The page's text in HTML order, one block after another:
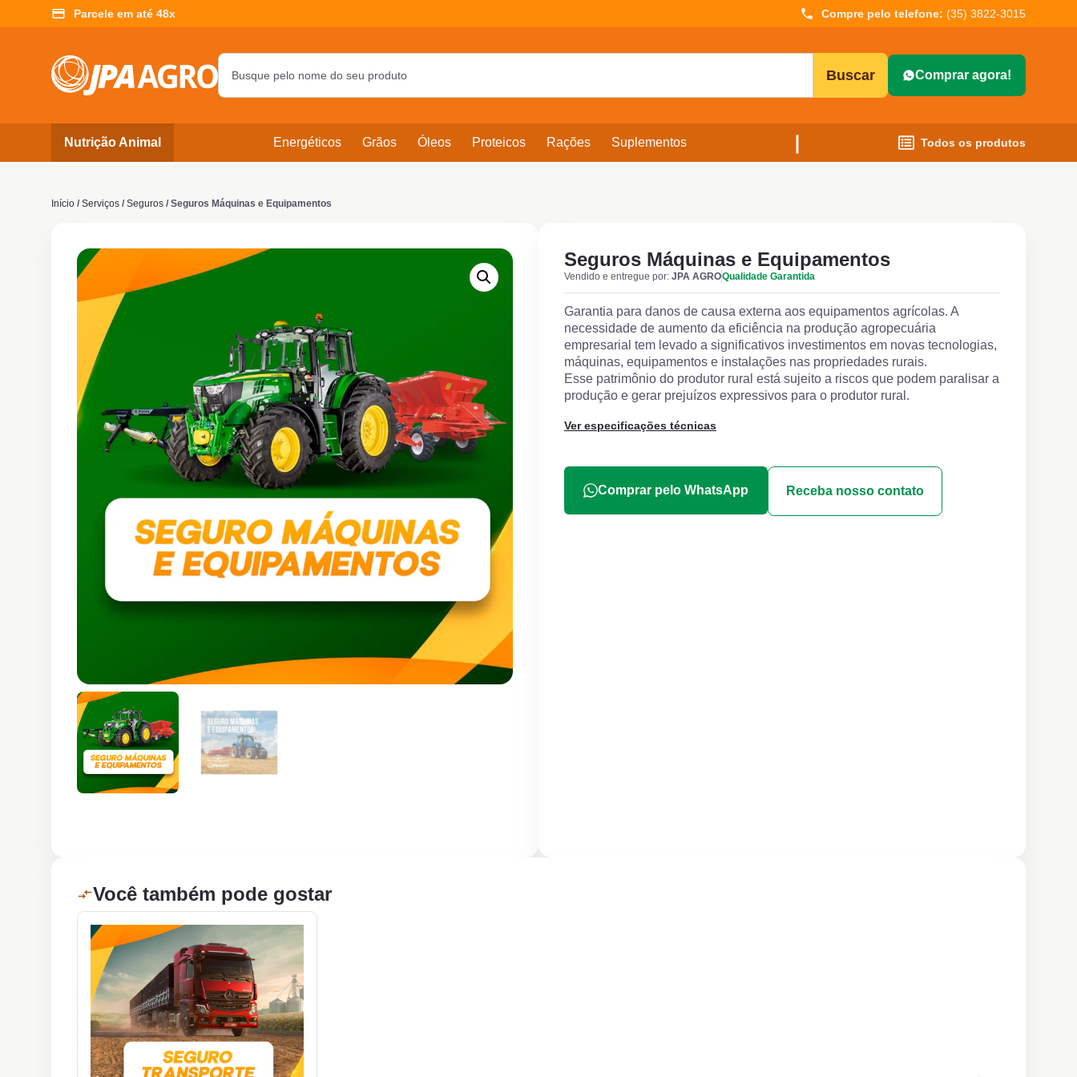
Parcele em até 48x Compre pelo telefone: (35) 3822-3015
Buscar Comprar agora!
Nutrição Animal Energéticos Grãos Óleos Proteicos Rações Suplementos Todos os produtos
Início / Serviços / Seguros / Seguros Máquinas e Equipamentos
Seguros Máquinas e Equipamentos
Vendido e entregue por: JPA AGROQualidade Garantida
Garantia para danos de causa externa aos equipamentos agrícolas. A
necessidade de aumento da eficiência na produção agropecuária
empresarial tem levado a significativos investimentos em novas tecnologias,
máquinas, equipamentos e instalações nas propriedades rurais.
Esse patrimônio do produtor rural está sujeito a riscos que podem paralisar a
produção e gerar prejuízos expressivos para o produtor rural.
Ver especificações técnicas
Comprar pelo WhatsApp Receba nosso contato
Você também pode gostar